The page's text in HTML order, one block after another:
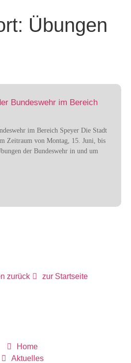
Übungen
Bundeswehr im Bereich
im Bereich Speyer Die Stadt
Zeitraum von Montag, 15. Juni, bis
der Bundeswehr in und um
zurück zur Startseite
Home
Aktuelles